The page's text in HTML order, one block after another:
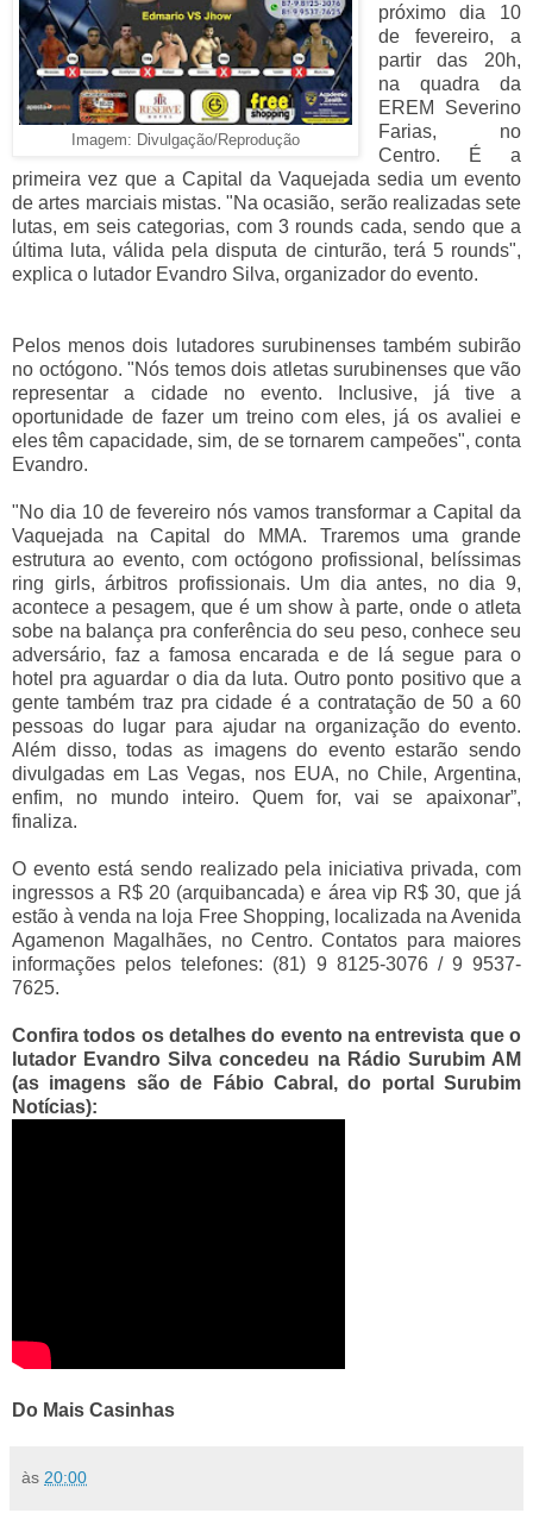
Imagem: Divulgação/Reprodução
próximo dia 10
de fevereiro, a
partir das 20h,
na quadra da
EREM Severino
Farias, no
Centro. É a
primeira vez que a Capital da Vaquejada sedia um evento
de artes marciais mistas. "Na ocasião, serão realizadas sete
lutas, em seis categorias, com 3 rounds cada, sendo que a
última luta, válida pela disputa de cinturão, terá 5 rounds",
explica o lutador Evandro Silva, organizador do evento.
Pelos menos dois lutadores surubinenses também subirão
no octógono. "Nós temos dois atletas surubinenses que vão
representar a cidade no evento. Inclusive, já tive a
oportunidade de fazer um treino com eles, já os avaliei e
eles têm capacidade, sim, de se tornarem campeões", conta
Evandro.
"No dia 10 de fevereiro nós vamos transformar a Capital da
Vaquejada na Capital do MMA. Traremos uma grande
estrutura ao evento, com octógono profissional, belíssimas
ring girls, árbitros profissionais. Um dia antes, no dia 9,
acontece a pesagem, que é um show à parte, onde o atleta
sobe na balança pra conferência do seu peso, conhece seu
adversário, faz a famosa encarada e de lá segue para o
hotel pra aguardar o dia da luta. Outro ponto positivo que a
gente também traz pra cidade é a contratação de 50 a 60
pessoas do lugar para ajudar na organização do evento.
Além disso, todas as imagens do evento estarão sendo
divulgadas em Las Vegas, nos EUA, no Chile, Argentina,
enfim, no mundo inteiro. Quem for, vai se apaixonar”,
finaliza.
O evento está sendo realizado pela iniciativa privada, com
ingressos a R$ 20 (arquibancada) e área vip R$ 30, que já
estão à venda na loja Free Shopping, localizada na Avenida
Agamenon Magalhães, no Centro. Contatos para maiores
informações pelos telefones: (81) 9 8125-3076 / 9 9537-
7625.
Confira todos os detalhes do evento na entrevista que o
lutador Evandro Silva concedeu na Rádio Surubim AM
(as imagens são de Fábio Cabral, do portal Surubim
Notícias):
Do Mais Casinhas
às 20:00